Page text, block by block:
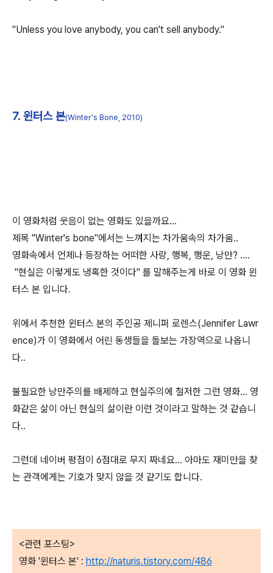
"Unless you love anybody, you can't sell anybody."
7. 윈터스 본(Winter's Bone, 2010)
이 영화처럼 웃음이 없는 영화도 있을까요...
제목 "Winter's bone"에서는 느껴지는 차가움속의 차가움..
영화속에서 언제나 등장하는 어떠한 사랑, 행복, 행운, 낭만? ....
"현실은 이렇게도 냉혹한 것이다" 를 말해주는게 바로 이 영화 윈
터스 본 입니다.
위에서 추천한 윈터스 본의 주인공 제니퍼 로렌스(Jennifer Lawr
ence)가 이 영화에서 어린 동생들을 돌보는 가장역으로 나옵니
다..
불필요한 낭만주의를 배제하고 현실주의에 철저한 그런 영화... 영
화같은 삶이 아닌 현실의 삶이란 이런 것이라고 말하는 것 같습니
다..
그런데 네이버 평점이 6점대로 무지 짜네요... 아마도 재미만을 찾
는 관객에게는 기호가 맞지 않을 것 같기도 합니다.
<관련 포스팅>
영화 '윈터스 본' : http://naturis.tistory.com/486